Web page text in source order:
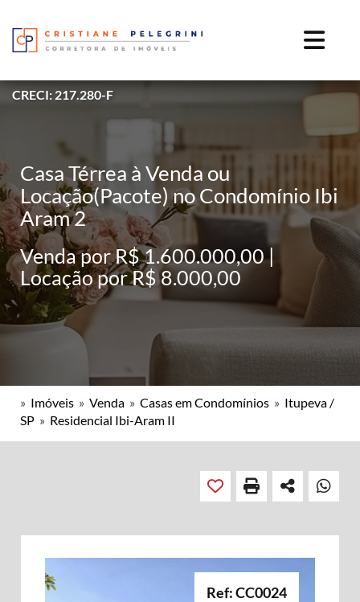
CRECI: 217.280-F
Casa Térrea à Venda ou
Locação(Pacote) no Condomínio Ibi
Aram 2
Venda por R$ 1.600.000,00 |
Locação por R$ 8.000,00
» Imóveis » Venda » Casas em Condomínios » Itupeva /
SP » Residencial Ibi-Aram II
Ref: CC0024